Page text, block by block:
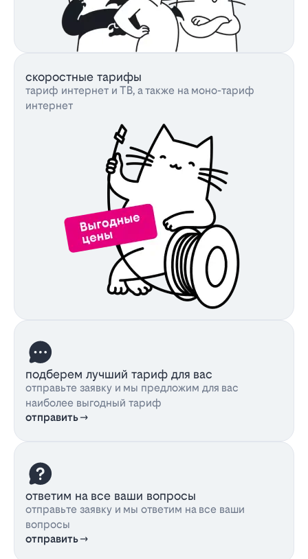
скоростные тарифы
тариф интернет и ТВ, а также на моно-тариф
интернет
подберем лучший тариф для вас
отправьте заявку и мы предложим для вас
наиболее выгодный тариф
отправить
ответим на все ваши вопросы
отправьте заявку и мы ответим на все ваши
вопросы
отправить